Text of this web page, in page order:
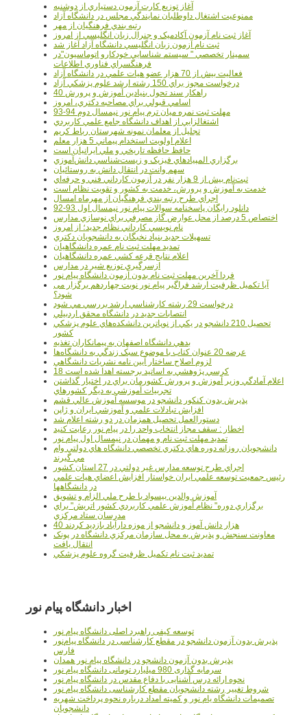
آغاز توزيع کارت آزمون دستياري از دوشنبه
ممنوعيت اشتغال داوطلبان نمايندگي مجلس در دانشگاه آزاد
رتبه بندي فرهنگيان از مهر
آغاز ثبت نام آزمون آکادميک و جنرال زبان انگليسي از امروز
ثبت نام آزمون زبان انگليسي دانشگاه آزاد آغاز شد
سمينار تخصصي " سيستم شناسايي خودکارو اتوماسيون"در
فرهنگسراي فناوري اطلاعات
فعاليت بيش از 70 هزار عضو هيات علمي در دانشگاه آزاد
درخواست مجوز براي 150 رشته ارشد علوم پزشکي آزاد
40 راهکار سند تحول بنيادين آموزش و پرورش
اسامي قبولي براي مصاحبه دکتري، امروز
مهلت ثبت نمره میان ترم پیام نور نیمسال دوم 94-93
اشتغالزايي از اهداف دانشگاه جامع علمي کاربردي
تجليل از معلمان نمونه شهرستان رباط کريم
اعلام اولويت استخدام پيماني 5 هزار معلم
حافظ حافظه تاريخي و ملي ايرانيان است
برگزاري المپيادهاي فيزيک و زيست‌شناسي دانش‌آموزي
سهم وانت در انتقال دانش به روستائيان
ثبت‌نام بيش از 9 هزار نفر در آزمون کارداني فني و حرفه‌اي
خدمت به آموزش و پرورش، خدمت به کشور و تقويت نظام است
اجراي طرح رتبه بندي فرهنگيان از مهرماه امسال
دانلود رایگان پاسخنامه سوالات پیام نور نیمسال اول 93-92
اختصاص 5 درصد از محل عوارض گاز مصرفي براي نوسازي مدارس
نام نويسي کارداني نظام جديد؛ از امروز
تسهيلات جديد بنياد نخبگان به دانشجويان دکتري
تمديد مهلت ثبت نام عمره دانشگاهيان
اعلام نتايج قرعه کشي عمره دانشگاهيان
ازسرگيري توزيع شير در مدارس
فردا آخرین مهلت ثبت نام بدون آزمون دانشگاه پیام نور
آیا تکمیل ظرفیت ارشد فراگیر پیام نور نوبت چهاردهم برگزار می
شود؟
درخواست 29 رشته کارشناسي ارشد بررسي مي شود
انتصابات جديد در دانشگاه محقق اردبيلي
تحصيل 210 دانشجو در يکي از نوپاترين دانشکده‌هاي علوم پزشکي
کشور
بدهي دانشگاه اصفهان به پيمانکاران تغذيه
عرضه 20 عنوان کتاب با موضوع سبک زندگي به دانشگاه‌ها
لزوم اصلاح ساختار آيين نامه نشريات دانشگاهي
18 کرسي پژوهشي به اساتيد برجسته اهدا شده است
اعلام آمادگي وزير آموزش و پرورش کشورمان براي در اختيار گذاشتن
تجربيات آموزشي به ديگر کشورهاي
پذيرش بدون کنکور دانشجو در موسسه آموزش عالي قشم
افزايش تبادلات علمي و آموزشي ايران و ژاپن
دستورالعمل تحصیل همزمان در دو رشته اعلام شد
اخطار : سقف مجاز انتخاب واحد را در پیام نور رعایت کنید
تمدید مهلت ثبت نام و مهمان در نیمسال اول پیام نور
دانشجويان روزانه دوره هاي دكتري تخصصي دانشگاه هاي دولتي وام
مي گيرند
اجراي طرح توسعه مدارس غير دولتي در 27 استان کشور
رئيس جمعيت توسعه علمي ايران خواستار افزايش اعضاي هيات علمي
در دانشگاهها
آموزش والدين بيسواد با طرح ملي الزام و تشويق
برگزاري دوره" نظام آموزش علمي كاربردي كشور اتريش" براي
مدرسان ستاد مرکزي
40 هزار دانش آموز و دانشجو از موزه دارآباد بازديد کردند
معاونت سنجش و پذيرش به محل سازمان مرکزي دانشگاه در پونک
انتقال يافت
تمديد ثبت نام تکميل ظرفيت گروه علوم پزشکي
اخبار دانشگاه پیام نور
توسعه کیفی راهبرد اصلی دانشگاه پیام نور
پذیرش بدون آزمون دانشجو در مقطع کارشناسی در دانشگاه پیام‌نور
فارس
پذیرش بدون آزمون دانشجو در دانشگاه پیام نور همدان
سرمایه گذاری 980 میلیارد تومانی دانشگاه پیام نور
نحوه ارائه درس آشنایی با دفاع مقدس در دانشگاه پیام نور
شروط تغییر رشته دانشجویان مقطع کارشناسی دانشگاه پیام نور
تصمیمات دانشگاه یام نور و کمیته امداد درباره نحوه پرداخت شهریه
دانشجویان